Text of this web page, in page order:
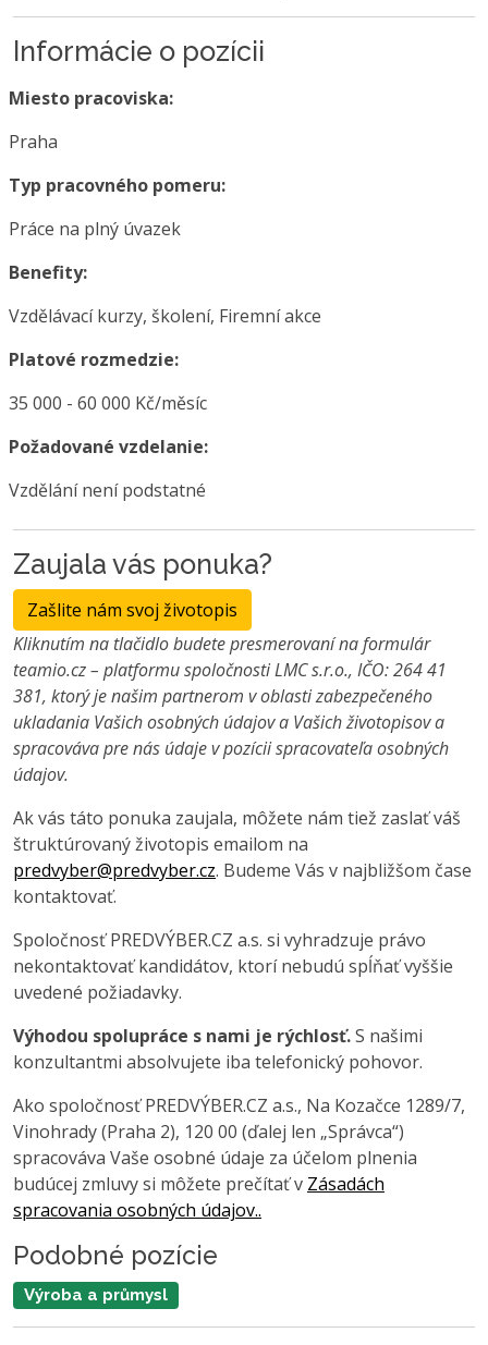
Informácie o pozícii
Miesto pracoviska:
Praha
Typ pracovného pomeru:
Práce na plný úvazek
Benefity:
Vzdělávací kurzy, školení, Firemní akce
Platové rozmedzie:
35 000 - 60 000 Kč/měsíc
Požadované vzdelanie:
Vzdělání není podstatné
Zaujala vás ponuka?
Zašlite nám svoj životopis
Kliknutím na tlačidlo budete presmerovaní na formulár
teamio.cz – platformu spoločnosti LMC s.r.o., IČO: 264 41
381, ktorý je našim partnerom v oblasti zabezpečeného
ukladania Vašich osobných údajov a Vašich životopisov a
spracováva pre nás údaje v pozícii spracovateľa osobných
údajov.
Ak vás táto ponuka zaujala, môžete nám tiež zaslať váš
štruktúrovaný životopis emailom na
predvyber@predvyber.cz. Budeme Vás v najbližšom čase
kontaktovať.
Spoločnosť PREDVÝBER.CZ a.s. si vyhradzuje právo
nekontaktovať kandidátov, ktorí nebudú spĺňať vyššie
uvedené požiadavky.
Výhodou spolupráce s nami je rýchlosť.S našimi
konzultantmi absolvujete iba telefonický pohovor.
Ako spoločnosť PREDVÝBER.CZ a.s., Na Kozačce 1289/7,
Vinohrady (Praha 2), 120 00 (ďalej len „Správca“)
spracováva Vaše osobné údaje za účelom plnenia
budúcej zmluvy si môžete prečítať v Zásadách
spracovania osobných údajov..
Podobné pozície
Výroba a průmysl